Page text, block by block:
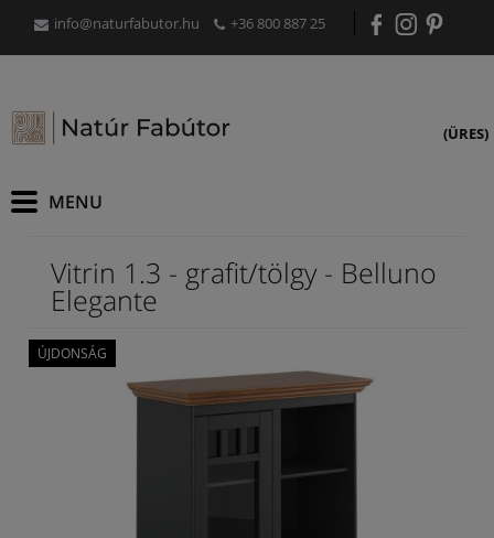
info@naturfabutor.hu +36 800 887 25
(ÜRES)
Vitrin 1.3 - grafit/tölgy - Belluno
Elegante
ÚJDONSÁG